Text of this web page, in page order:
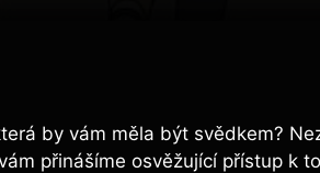
by vám měla být svědkem?
přinášíme osvěžující přístup k